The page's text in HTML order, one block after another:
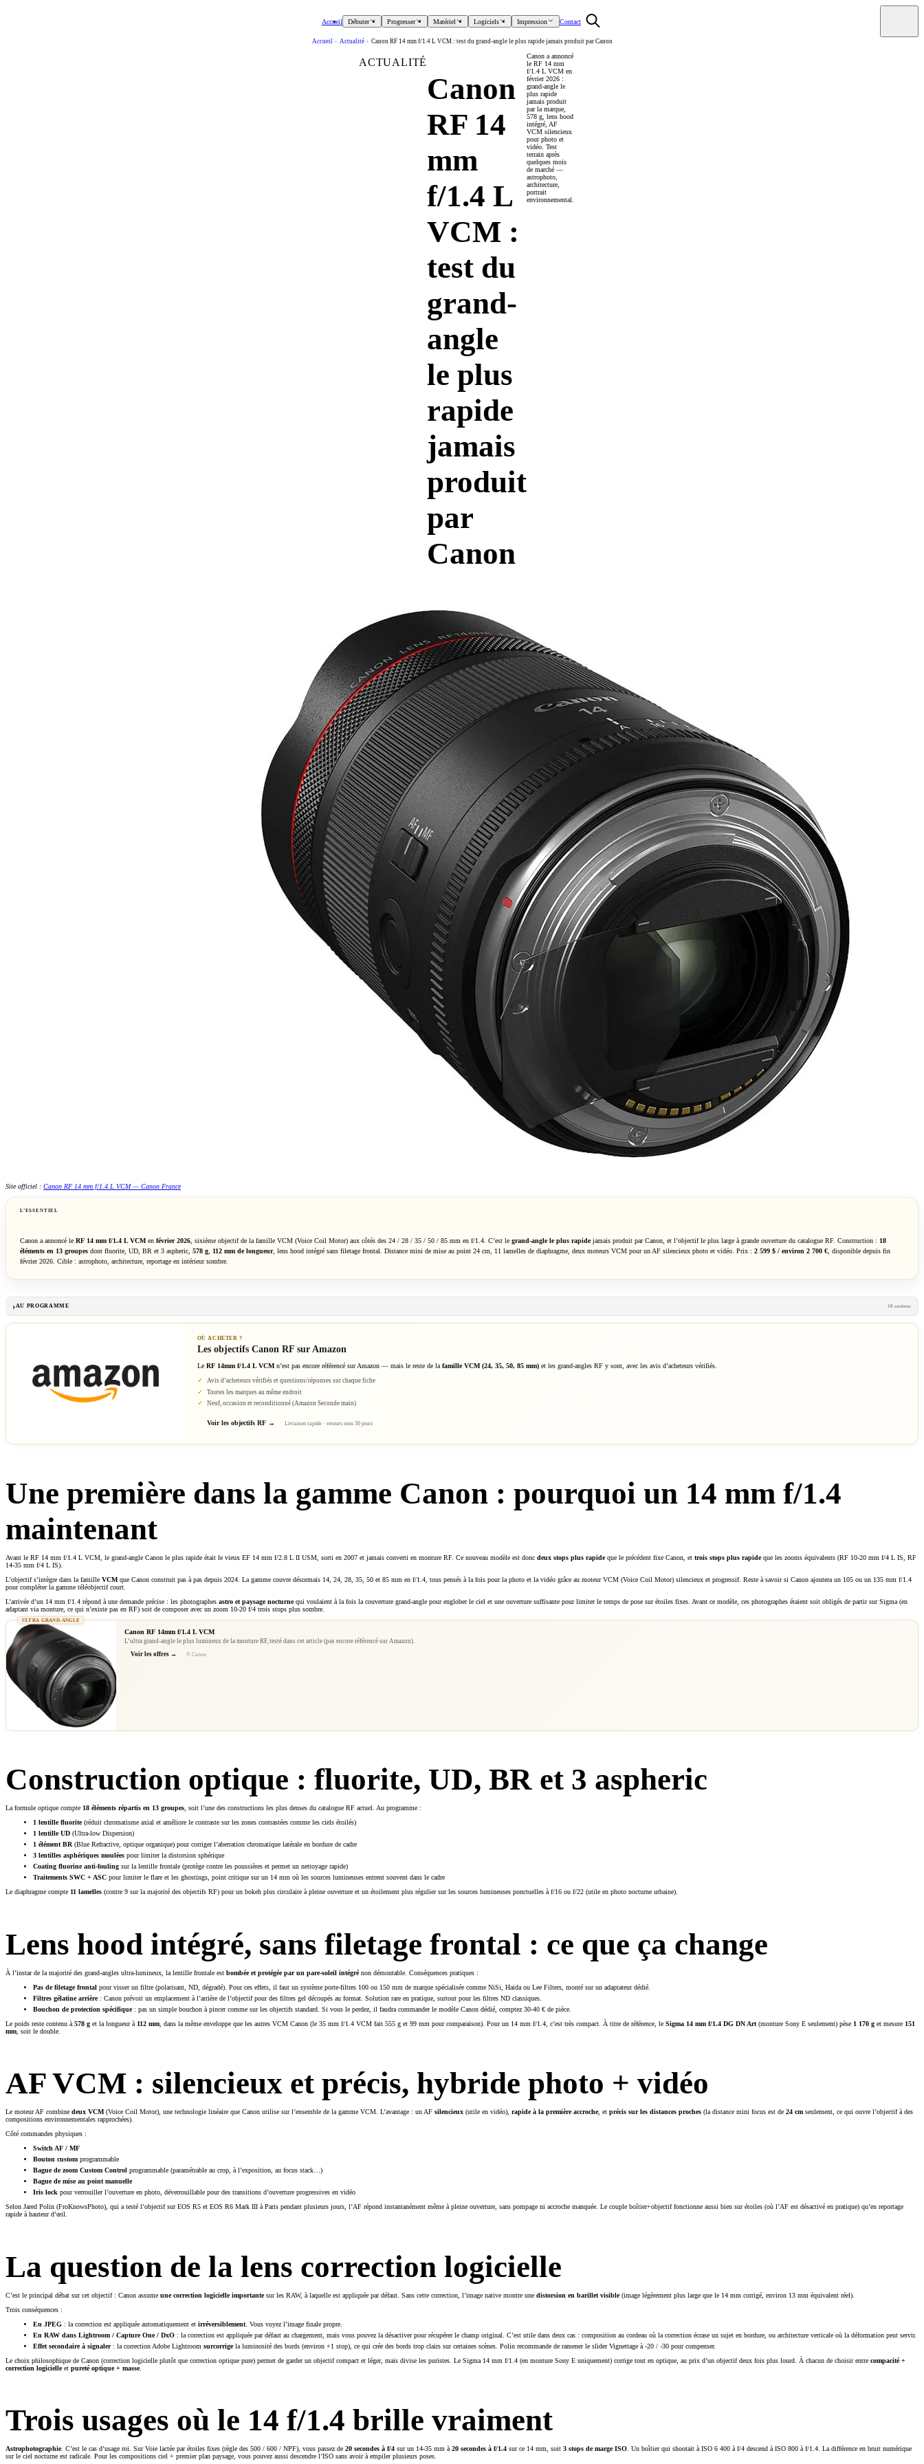
Accueil Débuter Progresser Matériel Logiciels Impression Contact
Accueil › Actualité › Canon RF 14 mm f/1.4 L VCM : test du grand-angle le plus rapide jamais produit par Canon
ACTUALITÉ
Canon
RF 14
mm
f/1.4 L
VCM :
test du
grand-
angle
le plus
rapide
jamais
produit
par
Canon
Canon a annoncé
le RF 14 mm
f/1.4 L VCM en
février 2026 :
grand-angle le
plus rapide
jamais produit
par la marque,
578 g, lens hood
intégré, AF
VCM silencieux
pour photo et
vidéo. Test
terrain après
quelques mois
de marché —
astrophoto,
architecture,
portrait
environnemental.
Site officiel : Canon RF 14 mm f/1.4 L VCM — Canon France
L’ESSENTIEL
Canon a annoncé le RF 14 mm f/1.4 L VCM en février 2026 , sixième objectif de la famille VCM (Voice Coil Motor) aux côtés des 24 / 28 / 35 / 50 / 85 mm en f/1.4. C’est le grand-angle le plus rapidejamais produit par Canon, et l’objectif le plus large à grande ouverture du catalogue RF. Construction : 18
éléments en 13 groupes dont fluorite, UD, BR et 3 aspheric, 578 g 112 mm de longueur, lens hood intégré sans filetage frontal. Distance mini de mise au point 24 cm, 11 lamelles de diaphragme, deux moteurs VCM pour un AF silencieux photo et vidéo. Prix : 2 599 $ / environ 2 700 € , disponible depuis fin
février 2026. Cible : astrophoto, architecture, reportage en intérieur sombre.
AU PROGRAMME 10 sections
OÙ ACHETER ?
Les objectifs Canon RF sur Amazon
Le RF 14mm f/1.4 L VCMn’est pas encore référencé sur Amazon — mais le reste de lafamille VCM (24, 35, 50, 85 mm)et les grand-angles RF y sont, avec les avis d’acheteurs vérifiés.
Avis d’acheteurs vérifiés et questions/réponses sur chaque fiche
Toutes les marques au même endroit
Neuf, occasion et reconditionné (Amazon Seconde main)
Voir les objectifs RF Livraison rapide · retours sous 30 jours
Une première dans la gamme Canon : pourquoi un 14 mm f/1.4
maintenant
Avant le RF 14 mm f/1.4 L VCM, le grand-angle Canon le plus rapide était le vieux EF 14 mm f/2.8 L II USM, sorti en 2007 et jamais converti en monture RF. Ce nouveau modèle est donc deux stops plus rapideque le précédent fixe Canon, et trois stops plus rapideque les zooms équivalents (RF 10-20 mm f/4 L IS, RF
14-35 mm f/4 L IS).
L’objectif s’intègre dans la famille VCM que Canon construit pas à pas depuis 2024. La gamme couvre désormais 14, 24, 28, 35, 50 et 85 mm en f/1.4, tous pensés à la fois pour la photo et la vidéo grâce au moteur VCM (Voice Coil Motor) silencieux et progressif. Reste à savoir si Canon ajoutera un 105 ou un 135 mm f/1.4
pour compléter la gamme téléobjectif court.
L’arrivée d’un 14 mm f/1.4 répond à une demande précise : les photographes astro et paysage nocturnequi voulaient à la fois la couverture grand-angle pour englober le ciel et une ouverture suffisante pour limiter le temps de pose sur étoiles fixes. Avant ce modèle, ces photographes étaient soit obligés de partir sur Sigma (en
adaptant via monture, ce qui n’existe pas en RF) soit de composer avec un zoom 10-20 f/4 trois stops plus sombre.
ULTRA GRAND-ANGLE
Canon RF 14mm f/1.4 L VCM
L’ultra grand-angle le plus lumineux de la monture RF, testé dans cet article (pas encore référencé sur Amazon).
Voir les offres
© Canon
Construction optique : fluorite, UD, BR et 3 aspheric
La formule optique compte 18 éléments répartis en 13 groupes , soit l’une des constructions les plus denses du catalogue RF actuel. Au programme :
1 lentille fluorite(réduit chromatisme axial et améliore le contraste sur les zones contrastées comme les ciels étoilés)
1 lentille UD (Ultra-low Dispersion)
1 élément BR (Blue Refractive, optique organique) pour corriger l’aberration chromatique latérale en bordure de cadre
3 lentilles asphériques moulées pour limiter la distorsion sphérique
Coating fluorine anti-fouling sur la lentille frontale (protège contre les poussières et permet un nettoyage rapide)
Traitements SWC + ASC pour limiter le flare et les ghostings, point critique sur un 14 mm où les sources lumineuses entrent souvent dans le cadre
Le diaphragme compte 11 lamelles (contre 9 sur la majorité des objectifs RF) pour un bokeh plus circulaire à pleine ouverture et un étoilement plus régulier sur les sources lumineuses ponctuelles à f/16 ou f/22 (utile en photo nocturne urbaine).
Lens hood intégré, sans filetage frontal : ce que ça change
À l’instar de la majorité des grand-angles ultra-lumineux, la lentille frontale est bombée et protégée par un pare-soleil intégrénon démontable. Conséquences pratiques :
Pas de filetage frontal pour visser un filtre (polarisant, ND, dégradé). Pour ces effets, il faut un système porte-filtres 100 ou 150 mm de marque spécialisée comme NiSi, Haida ou Lee Filters, monté sur un adaptateur dédié.
Filtres gélatine arrière: Canon prévoit un emplacement à l’arrière de l’objectif pour des filtres gel découpés au format. Solution rare en pratique, surtout pour les filtres ND classiques.
Bouchon de protection spécifique: pas un simple bouchon à pincer comme sur les objectifs standard. Si vous le perdez, il faudra commander le modèle Canon dédié, comptez 30-40 € de pièce.
Le poids reste contenu à 578 g et la longueur à 112 mm , dans la même enveloppe que les autres VCM Canon (le 35 mm f/1.4 VCM fait 555 g et 99 mm pour comparaison). Pour un 14 mm f/1.4, c’est très compact. À titre de référence, le Sigma 14 mm f/1.4 DG DN Art (monture Sony E seulement) pèse 1 170 g et mesure 151
mm , soit le double.
AF VCM : silencieux et précis, hybride photo + vidéo
Le moteur AF combine deux VCM (Voice Coil Motor), une technologie linéaire que Canon utilise sur l’ensemble de la gamme VCM. L’avantage : un AF silencieux (utile en vidéo), rapide à la première accroche, et précis sur les distances proches (la distance mini focus est de 24 cm seulement, ce qui ouvre l’objectif à des
compositions environnementales rapprochées).
Côté commandes physiques :
Switch AF / MF
Bouton custom programmable
Bague de zoom Custom Control programmable (paramétrable au crop, à l’exposition, au focus stack…)
Bague de mise au point manuelle
Iris lock pour verrouiller l’ouverture en photo, déverrouillable pour des transitions d’ouverture progressives en vidéo
Selon Jared Polin (FroKnowsPhoto), qui a testé l’objectif sur EOS R5 et EOS R6 Mark III à Paris pendant plusieurs jours, l’AF répond instantanément même à pleine ouverture, sans pompage ni accroche manquée. Le couple boîtier+objectif fonctionne aussi bien sur étoiles (où l’AF est désactivé en pratique) qu’en reportage
rapide à hauteur d’œil.
La question de la lens correction logicielle
C’est le principal débat sur cet objectif : Canon assume une correction logicielle importantesur les RAW, à laquelle est appliquée par défaut. Sans cette correction, l’image native montre une distorsion en barillet visible(image légèrement plus large que le 14 mm corrigé, environ 13 mm équivalent réel).
Trois conséquences :
En JPEG : la correction est appliquée automatiquement et irréversiblement . Vous voyez l’image finale propre.
En RAW dans Lightroom / Capture One / DxO : la correction est appliquée par défaut au chargement, mais vous pouvez la désactiver pour récupérer le champ original. C’est utile dans deux cas : composition au cordeau où la correction écrase un sujet en bordure, ou architecture verticale où la déformation peut servir.
Effet secondaire à signaler: la correction Adobe Lightroom surcorrigela luminosité des bords (environ +1 stop), ce qui crée des bords trop clairs sur certaines scènes. Polin recommande de ramener le slider Vignettage à -20 / -30 pour compenser.
Le choix philosophique de Canon (correction logicielle plutôt que correction optique pure) permet de garder un objectif compact et léger, mais divise les puristes. Le Sigma 14 mm f/1.4 (en monture Sony E uniquement) corrige tout en optique, au prix d’un objectif deux fois plus lourd. À chacun de choisir entre compacité +
correction logicielleet pureté optique + masse.
Trois usages où le 14 f/1.4 brille vraiment
Astrophotographie. C’est le cas d’usage roi. Sur Voie lactée par étoiles fixes (règle des 500 / 600 / NPF), vous passez de 20 secondes à f/4 sur un 14-35 mm à20 secondes à f/1.4 sur ce 14 mm, soit 3 stops de marge ISO. Un boîtier qui shootait à ISO 6 400 à f/4 descend à ISO 800 à f/1.4. La différence en bruit numérique
sur le ciel nocturne est radicale. Pour les compositions ciel + premier plan paysage, vous pouvez aussi descendre l’ISO sans avoir à empiler plusieurs poses.